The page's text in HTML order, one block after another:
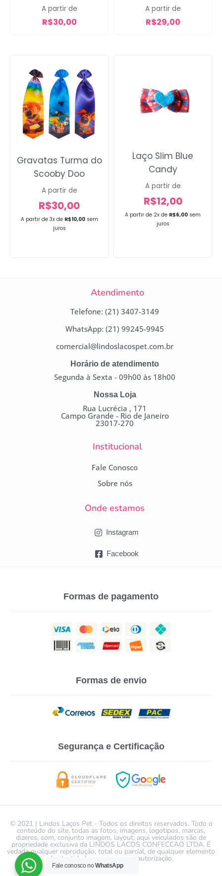
A partir de
R$30,00
A partir de
R$29,00
A partir de 3x de R$10,00 sem
juros
Gravatas Turma do
Scooby Doo
A partir de
R$30,00
A partir de 2x de R$6,00 sem
juros
Laço Slim Blue
Candy
A partir de
R$12,00
Atendimento
Telefone: (21) 3407-3149
WhatsApp: (21) 99245-9945
comercial@lindoslacospet.com.br
Horário de atendimento
Segunda à Sexta - 09h00 às 18h00
Nossa Loja
Rua Lucrécia , 171
Campo Grande - Rio de Janeiro
23017-270
Institucional
Fale Conosco
Sobre nós
Onde estamos
Instagram
Facebook
Formas de pagamento
Formas de envio
Segurança e Certificação
© 2021 | Lindos Laços Pet - Todos os direitos reservados. Todo o
conteúdo do site, todas as fotos, imagens, logotipos, marcas,
dizeres, som, conjunto imagem, layout, aqui veiculados são de
propriedade exclusiva da LINDOS LACOS CONFECCAO LTDA. É
vedada qualquer reprodução, total ou parcial, de qualquer elemento
de identidade, sem expressa autorização.
Fale conosco noWhatsApp